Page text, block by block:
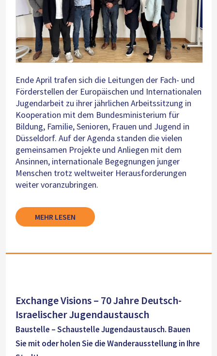
Ende April trafen sich die Leitungen der Fach- und
Förderstellen der Europäischen und Internationalen
Jugendarbeit zu ihrer jährlichen Arbeitssitzung in
Kooperation mit dem Bundesministerium für
Bildung, Familie, Senioren, Frauen und Jugend in
Düsseldorf. Auf der Agenda standen die vielen
gemeinsamen Projekte und Anliegen mit dem
Ansinnen, internationale Begegnungen junger
Menschen trotz weltweiter Herausforderungen
weiter voranzubringen.
MEHR LESEN
Exchange Visions – 70 Jahre Deutsch-
Israelischer Jugendaustausch
Baustelle – Schaustelle Jugendaustausch. Bauen
Sie mit oder holen Sie die Wanderausstellung in Ihre